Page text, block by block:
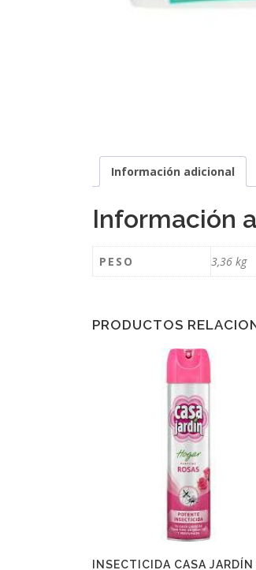
Información adicional
Información
PESO 3,36 kg
PRODUCTOS
INSECTICIDA CASA JARDÍN